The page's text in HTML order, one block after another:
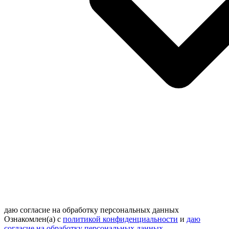
даю согласие на обработку персональных данных
Ознакомлен(а) с политикой конфиденциальности и даю